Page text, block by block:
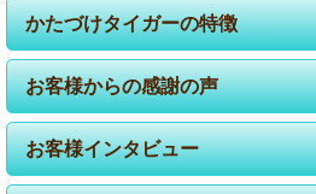
かたづけタイガーの特徴
お客様からの感謝の声
お客様インタビュー